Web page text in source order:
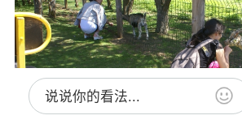
说说你的看法...